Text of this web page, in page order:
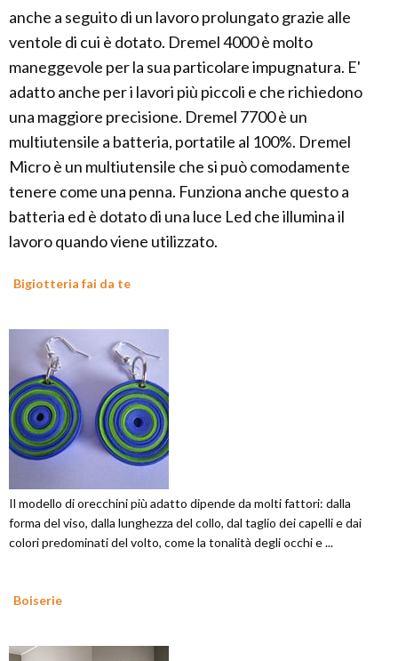
anche a seguito di un lavoro prolungato grazie alle
ventole di cui è dotato. Dremel 4000 è molto
maneggevole per la sua particolare impugnatura. E'
adatto anche per i lavori più piccoli e che richiedono
una maggiore precisione. Dremel 7700 è un
multiutensile a batteria, portatile al 100%. Dremel
Micro è un multiutensile che si può comodamente
tenere come una penna. Funziona anche questo a
batteria ed è dotato di una luce Led che illumina il
lavoro quando viene utilizzato.
Bigiotteria fai da te
Il modello di orecchini più adatto dipende da molti fattori: dalla
forma del viso, dalla lunghezza del collo, dal taglio dei capelli e dai
colori predominati del volto, come la tonalità degli occhi e ...
Boiserie